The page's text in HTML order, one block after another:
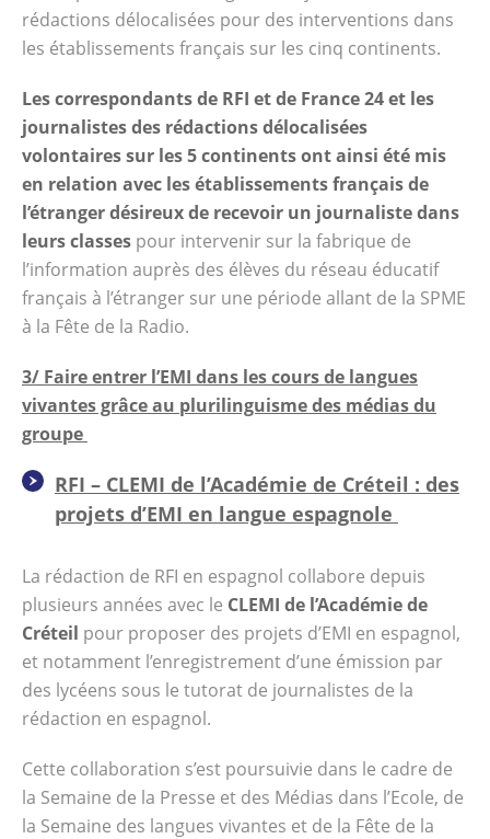
rédactions délocalisées pour des interventions dans
les établissements français sur les cinq continents.
Les correspondants de RFI et de France 24 et les
journalistes des rédactions délocalisées
volontaires sur les 5 continents ont ainsi été mis
en relation avec les établissements français de
l’étranger désireux de recevoir un journaliste dans
leurs classes pour intervenir sur la fabrique de
l’information auprès des élèves du réseau éducatif
français à l’étranger sur une période allant de la SPME
à la Fête de la Radio.
3/ Faire entrer l’EMI dans les cours de langues
vivantes grâce au plurilinguisme des médias du
groupe
RFI – CLEMI de l’Académie de Créteil : des
projets d’EMI en langue espagnole
La rédaction de RFI en espagnol collabore depuis
plusieurs années avec le CLEMI de l’Académie de
Créteil pour proposer des projets d’EMI en espagnol,
et notamment l’enregistrement d’une émission par
des lycéens sous le tutorat de journalistes de la
rédaction en espagnol.
Cette collaboration s’est poursuivie dans le cadre de
la Semaine de la Presse et des Médias dans l’Ecole, de
la Semaine des langues vivantes et de la Fête de la